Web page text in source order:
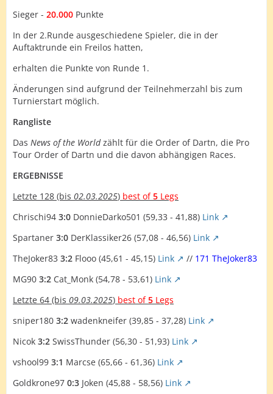
Sieger - 20.000 Punkte
In der 2.Runde ausgeschiedene Spieler, die in der
Auftaktrunde ein Freilos hatten,
erhalten die Punkte von Runde 1.
Änderungen sind aufgrund der Teilnehmerzahl bis zum
Turnierstart möglich.
Rangliste
Das News of the Worldzählt für die Order of Dartn, die Pro
Tour Order of Dartn und die davon abhängigen Races.
ERGEBNISSE
Letzte 128 (bis 02.03.2025) best of 5 Legs
Chrischi94 3:0 DonnieDarko501 (59,33 - 41,88) Link
Spartaner 3:0 DerKlassiker26 (57,08 - 46,56) Link
TheJoker83 3:2 Flooo (45,61 - 45,15) Link // 171 TheJoker83
MG90 3:2 Cat_Monk (54,78 - 53,61) Link
Letzte 64 (bis 09.03.2025) best of 5 Legs
sniper180 3:2 wadenkneifer (39,85 - 37,28) Link
Nicok 3:2 SwissThunder (56,30 - 51,93) Link
vshool99 3:1 Marcse (65,66 - 61,36) Link
Goldkrone97 0:3 Joken (45,88 - 58,56) Link